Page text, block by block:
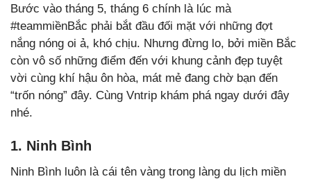
Bước vào tháng 5, tháng 6 chính là lúc mà
#teammiềnBắc phải bắt đầu đối mặt với những đợt
nắng nóng oi ả, khó chịu. Nhưng đừng lo, bởi miền Bắc
còn vô số những điểm đến với khung cảnh đẹp tuyệt
vời cùng khí hậu ôn hòa, mát mẻ đang chờ bạn đến
“trốn nóng” đây. Cùng Vntrip khám phá ngay dưới đây
nhé.
1. Ninh Bình
Ninh Bình luôn là cái tên vàng trong làng du lịch miền